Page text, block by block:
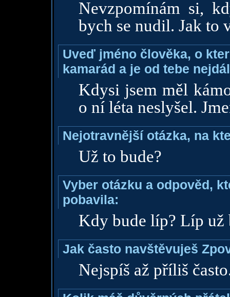
Nevzpomínám si,
bych se nudil. Jak to
Uveď jméno člověka, o
kamarád a je od tebe
Kdysi jsem měl
o ní léta neslyšel.
Nejotravnější otázka, na
Už to bude?
Vyber otázku a odpověd,
pobavila:
Kdy bude líp? Líp už
Jak často navštěvuješ
Nejspíš až příliš